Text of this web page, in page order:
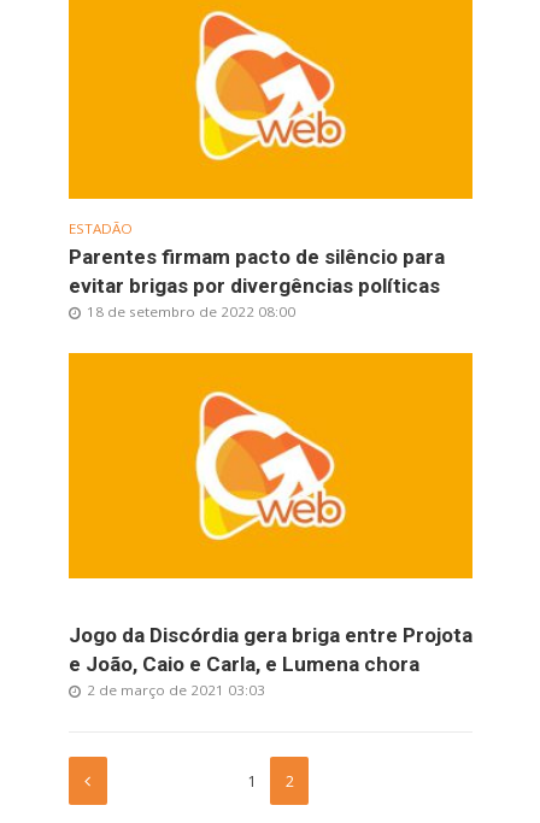
ESTADÃO
Parentes firmam pacto de silêncio para
evitar brigas por divergências políticas
18 de setembro de 2022 08:00
Jogo da Discórdia gera briga entre Projota
e João, Caio e Carla, e Lumena chora
2 de março de 2021 03:03
1 2